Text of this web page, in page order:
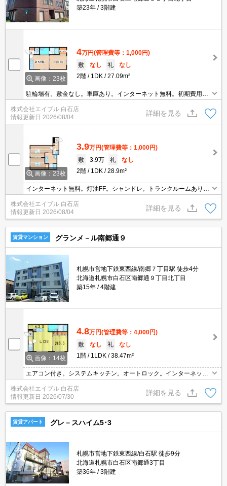
築23年
3階建
画像：23枚
4万円(管理費等：1,000円)
敷
なし 礼
なし
2階
1DK 27.09m²
駐輪場有。敷金なし。車庫あり。インターネット無料。初期費用・
家賃カード払い可。
株式会社エイブル 白石店
情報更新日 2026/08/04
詳細を見る
画像：23枚
3.9万円(管理費等：1,000円)
敷
3.9万 礼
なし
2階
1DK 28.9m²
インターネット無料。灯油FF。シャンドレ。トランクルームあり。
駐輪場有。引越指定業者あり。初期費用・家賃カード払い可。スー
パーへ280m。コンビニへ315m。総合病院へ840m。独立キッチ
ン。
株式会社エイブル 白石店
情報更新日 2026/08/04
詳細を見る
賃貸マンション グランメ－ル南郷通９
札幌市営地下鉄東西線/南郷７丁目駅 徒歩4分
北海道札幌市白石区南郷通９丁目北丁目
築15年
4階建
画像：14枚
4.8万円(管理費等：4,000円)
敷
なし 礼
なし
1階
1LDK 38.47m²
エアコン付き。システムキッチン。オートロック。インターネット
使用料無料!。TVインターホン付き。ペット応相談。温水洗浄便座付
き。初期費用クレジット払い可能。仲介手数料家賃の0.55ヵ月分。
株式会社エイブル 白石店
情報更新日 2026/07/30
詳細を見る
賃貸アパート グレ－スハイム5･3
札幌市営地下鉄東西線/白石駅 徒歩9分
北海道札幌市白石区南郷通3丁目
築36年
3階建